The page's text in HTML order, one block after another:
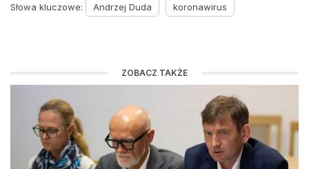
Słowa kluczowe: Andrzej Duda koronawirus
ZOBACZ TAKŻE